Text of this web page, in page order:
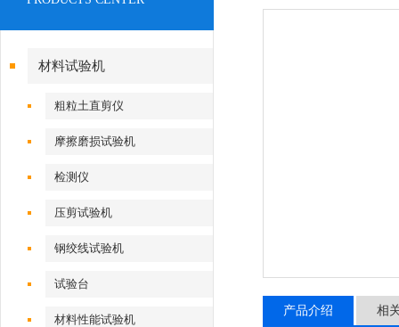
材料试验机
粗粒土直剪仪
摩擦磨损试验机
检测仪
压剪试验机
钢绞线试验机
试验台
材料性能试验机
产品介绍 相